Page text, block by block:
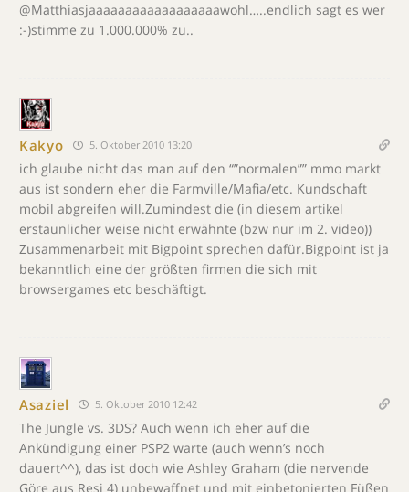
@Matthiasjaaaaaaaaaaaaaaaaaawohl…..endlich sagt es wer
:-)stimme zu 1.000.000% zu..
Kakyo 5. Oktober 2010 13:20
ich glaube nicht das man auf den “”normalen”” mmo markt
aus ist sondern eher die Farmville/Mafia/etc. Kundschaft
mobil abgreifen will.Zumindest die (in diesem artikel
erstaunlicher weise nicht erwähnte (bzw nur im 2. video))
Zusammenarbeit mit Bigpoint sprechen dafür.Bigpoint ist ja
bekanntlich eine der größten firmen die sich mit
browsergames etc beschäftigt.
Asaziel 5. Oktober 2010 12:42
The Jungle vs. 3DS? Auch wenn ich eher auf die
Ankündigung einer PSP2 warte (auch wenn’s noch
dauert^^), das ist doch wie Ashley Graham (die nervende
Göre aus Resi 4) unbewaffnet und mit einbetonierten Füßen